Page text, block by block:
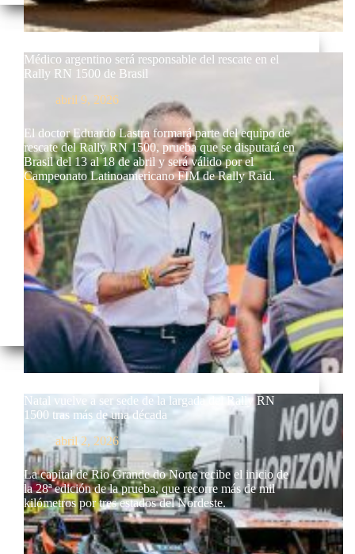
Médico argentino será responsable del rescate en el
Rally RN 1500 de Brasil
abril 9, 2026
El doctor Eduardo Lastra formará parte del equipo de
rescate del Rally RN 1500, prueba que se disputará en
Brasil del 13 al 18 de abril y será válido por el
Campeonato Latinoamericano FIM de Rally Raid.
Natal vuelve a ser sede de la largada del Rally RN
1500 tras más de una década
abril 2, 2026
La capital de Rio Grande do Norte recibe el inicio de
la 28ª edición de la prueba, que recorre más de mil
kilómetros por tres estados del Nordeste.